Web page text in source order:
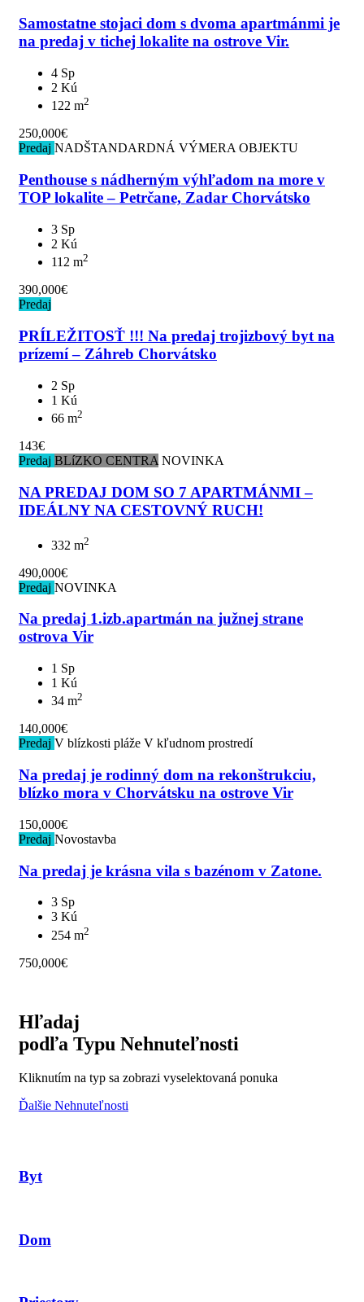
Samostatne stojaci dom s dvoma apartmánmi je
na predaj v tichej lokalite na ostrove Vir.
4 Sp
2 Kú
122 m2
250,000€
Predaj NADŠTANDARDNÁ VÝMERA OBJEKTU
Penthouse s nádherným výhľadom na more v
TOP lokalite – Petrčane, Zadar Chorvátsko
3 Sp
2 Kú
112 m2
390,000€
Predaj
PRÍLEŽITOSŤ !!! Na predaj trojizbový byt na
prízemí – Záhreb Chorvátsko
2 Sp
1 Kú
66 m2
143€
Predaj BLíZKO CENTRA NOVINKA
NA PREDAJ DOM SO 7 APARTMÁNMI –
IDEÁLNY NA CESTOVNÝ RUCH!
332 m2
490,000€
Predaj NOVINKA
Na predaj 1.izb.apartmán na južnej strane
ostrova Vir
1 Sp
1 Kú
34 m2
140,000€
Predaj V blízkosti pláže V kľudnom prostredí
Na predaj je rodinný dom na rekonštrukciu,
blízko mora v Chorvátsku na ostrove Vir
150,000€
Predaj Novostavba
Na predaj je krásna vila s bazénom v Zatone.
3 Sp
3 Kú
254 m2
750,000€
Hľadaj
podľa Typu Nehnuteľnosti
Kliknutím na typ sa zobrazi vyselektovaná ponuka
Ďalšie Nehnuteľnosti
Byt
Dom